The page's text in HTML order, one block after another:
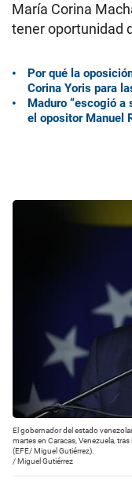
María Corina
tener oportunidad
Por qué la
Corina Yoris para
Maduro “escogió a
el opositor Manuel
El gobernador del estado
martes en Caracas, Venezuela,
(EFE/ Miguel Gutiérrez).
/Miguel Gutiérrez